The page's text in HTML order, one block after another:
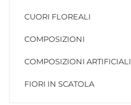
CUORI FLOREALI
COMPOSIZIONI
COMPOSIZIONI ARTIFICIALI
FIORI IN SCATOLA